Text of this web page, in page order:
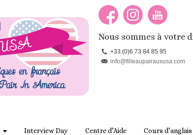
Nous sommes à votre
+33.(0)6 73 84 85 95
info@filleaupairauxusa.com
Interview Day Centre d’Aide Cours d’anglais